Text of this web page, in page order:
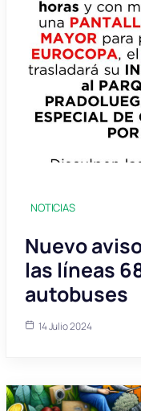
NOTICIAS
Nuevo
las líneas
autobuses
14 Julio 2024